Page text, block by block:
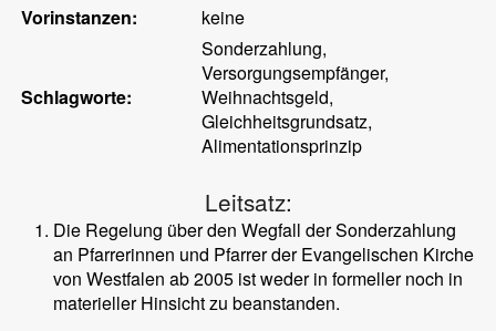
Vorinstanzen:
keine
Schlagworte:
Sonderzahlung,
Versorgungsempfänger,
Weihnachtsgeld,
Gleichheitsgrundsatz,
Alimentationsprinzip
Leitsatz:
Die Regelung über den Wegfall der Sonderzahlung
an Pfarrerinnen und Pfarrer der Evangelischen Kirche
von Westfalen ab 2005 ist weder in formeller noch in
materieller Hinsicht zu beanstanden.